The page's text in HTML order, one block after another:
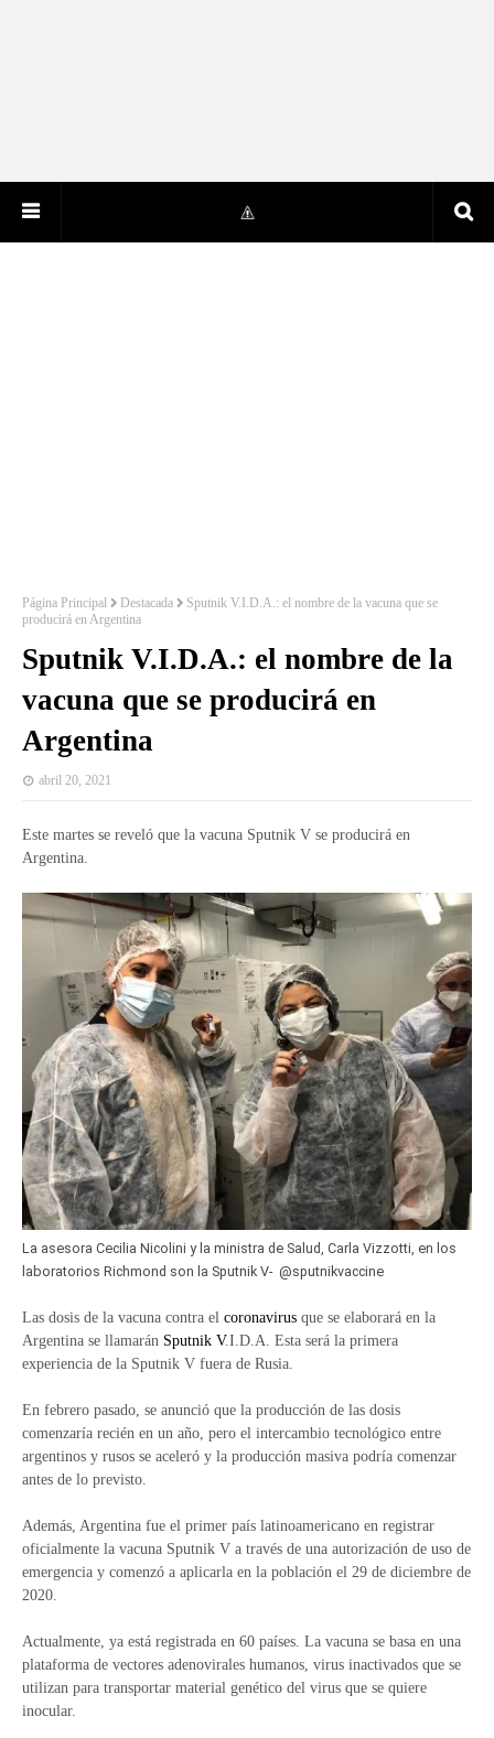
Página Principal Destacada
Sputnik V.I.D.A.: el nombre de la vacuna que se
producirá en Argentina
Sputnik V.I.D.A.: el nombre de la
vacuna que se producirá en
Argentina
abril 20, 2021
Este martes se reveló que la vacuna Sputnik V se producirá en
Argentina.
La asesora Cecilia Nicolini y la ministra de Salud, Carla Vizzotti, en los
laboratorios Richmond son la Sputnik V- @sputnikvaccine
Las dosis de la vacuna contra el coronavirus que se elaborará en la
Argentina se llamarán Sputnik V.I.D.A. Esta será la primera
experiencia de la Sputnik V fuera de Rusia.
En febrero pasado, se anunció que la producción de las dosis
comenzaría recién en un año, pero el intercambio tecnológico entre
argentinos y rusos se aceleró y la producción masiva podría comenzar
antes de lo previsto.
Además, Argentina fue el primer país latinoamericano en registrar
oficialmente la vacuna Sputnik V a través de una autorización de uso de
emergencia y comenzó a aplicarla en la población el 29 de diciembre de
2020.
Actualmente, ya está registrada en 60 países. La vacuna se basa en una
plataforma de vectores adenovirales humanos, virus inactivados que se
utilizan para transportar material genético del virus que se quiere
inocular.